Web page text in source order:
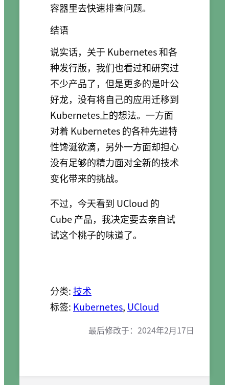
容器里去快速排查问题。
结语
说实话，关于 Kubernetes 和各
种发行版，我们也看过和研究过
不少产品了，但是更多的是叶公
好龙，没有将自己的应用迁移到
Kubernetes上的想法。一方面
对着 Kubernetes 的各种先进特
性馋涎欲滴，另外一方面却担心
没有足够的精力面对全新的技术
变化带来的挑战。
不过，今天看到 UCloud 的
Cube 产品，我决定要去亲自试
试这个桃子的味道了。
分类:技术
标签: Kubernetes, UCloud
最后修改于： 2024年2月17日